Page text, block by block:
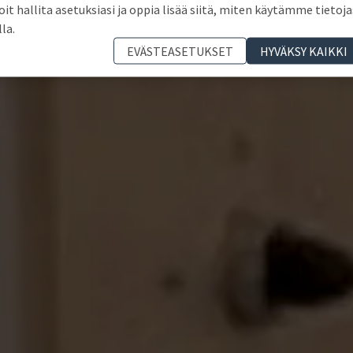
hallita asetuksiasi ja oppia lisää siitä, miten käytämme
EVÄSTEASETUKSET
HYVÄKSY KAIKKI